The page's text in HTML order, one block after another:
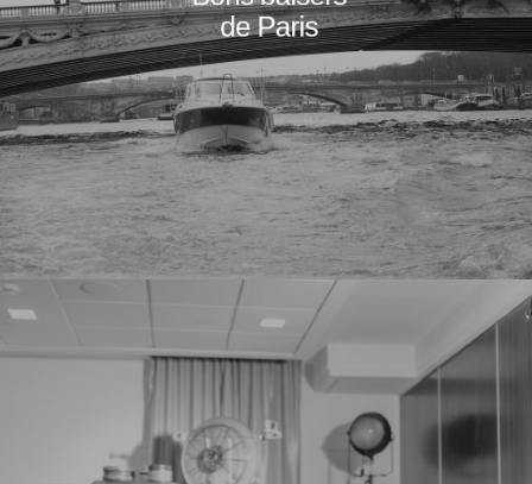
de Paris